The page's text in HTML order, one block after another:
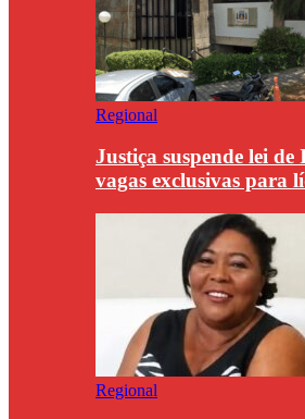
Regional
Justiça suspende lei
vagas exclusivas para
Regional